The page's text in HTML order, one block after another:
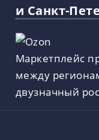
и Санкт-
Маркетплейс
между
двузначный